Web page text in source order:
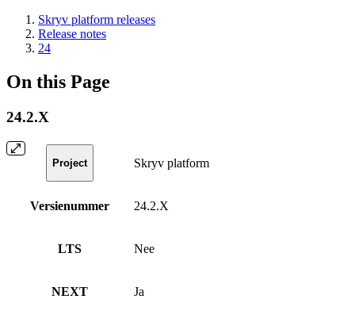
Skryv platform releases
Release notes
24
On this Page
24.2.X
Project Skryv platform
Versienummer 24.2.X
LTS Nee
NEXT Ja